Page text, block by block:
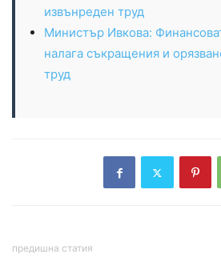
извънреден труд
Министър Ивкова:
налага съкращения и
труд
предишна статия